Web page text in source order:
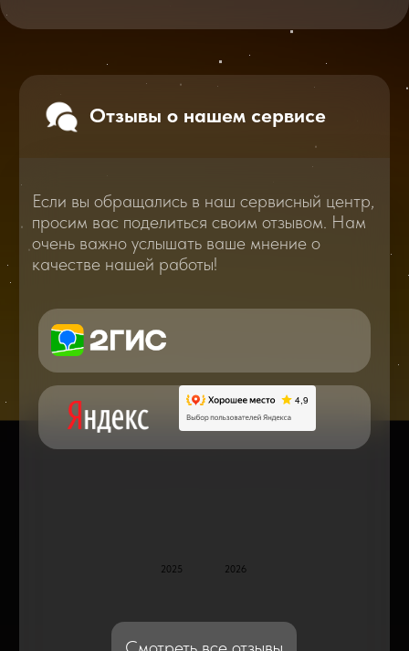
2026
2025
Перейти
Блог статей - важное,
полезное, новое
В нашем блоге статей мы расскажем
Вам о самом важном, полезном и новом
в мире смартфонов и не только